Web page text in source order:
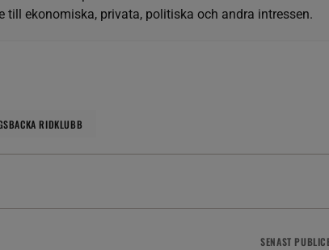
ekonomiska, privata, politiska och andra intressen.
RIDKLUBB
SENAST